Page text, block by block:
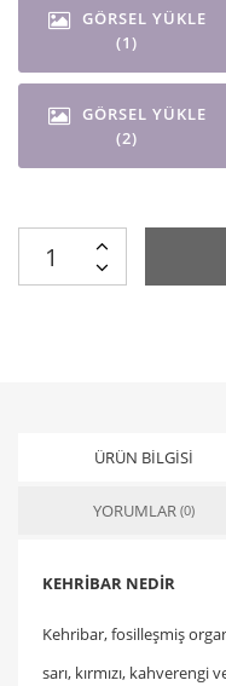
GÖRSEL YÜKLE
(1)
GÖRSEL YÜKLE
(2)
ÜRÜN BILGISI
YORUMLAR (0)
KEHRİBAR NEDİR
Kehribar, fosilleşmiş
sarı, kırmızı,